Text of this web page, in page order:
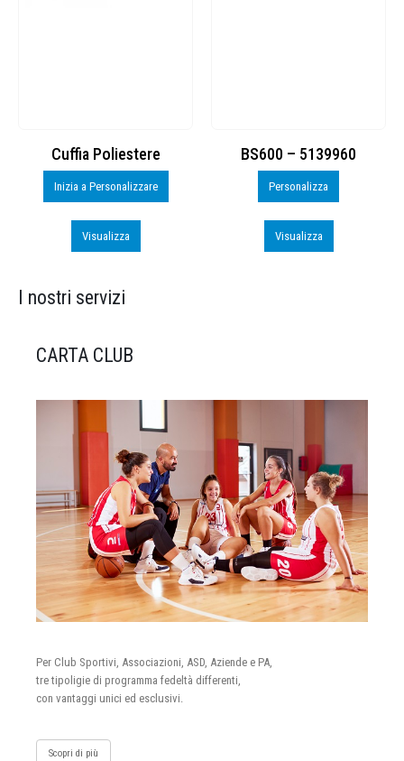
Cuffia Poliestere
Inizia a Personalizzare
Visualizza
BS600 – 5139960
Personalizza
Visualizza
I nostri servizi
CARTA CLUB
Per Club Sportivi, Associazioni, ASD, Aziende e PA,
tre tipoligie di programma fedeltà differenti,
con vantaggi unici ed esclusivi.
Scopri di più